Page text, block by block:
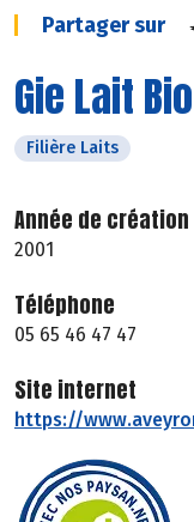
Partager sur
Gie Lait
Filière Laits
Année de création
2001
Téléphone
05 65 46 47 47
Site internet
https://